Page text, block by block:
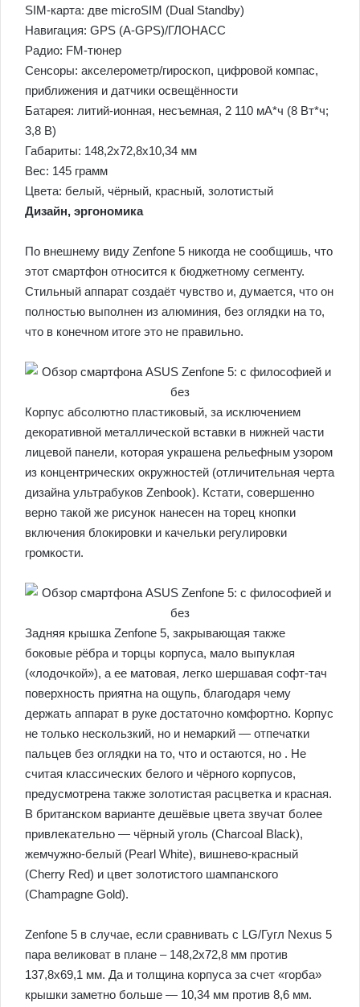
SIM-карта: две microSIM (Dual Standby)
Навигация: GPS (A-GPS)/ГЛОНАСС
Радио: FM-тюнер
Сенсоры: акселерометр/гироскоп, цифровой компас,
приближения и датчики освещённости
Батарея: литий-ионная, несъемная, 2 110 мА*ч (8 Вт*ч;
3,8 В)
Габариты: 148,2х72,8х10,34 мм
Вес: 145 грамм
Цвета: белый, чёрный, красный, золотистый
Дизайн, эргономика
По внешнему виду Zenfone 5 никогда не сообщишь, что
этот смартфон относится к бюджетному сегменту.
Стильный аппарат создаёт чувство и, думается, что он
полностью выполнен из алюминия, без оглядки на то,
что в конечном итоге это не правильно.
Корпус абсолютно пластиковый, за исключением
декоративной металлической вставки в нижней части
лицевой панели, которая украшена рельефным узором
из концентрических окружностей (отличительная черта
дизайна ультрабуков Zenbook). Кстати, совершенно
верно такой же рисунок нанесен на торец кнопки
включения блокировки и качельки регулировки
громкости.
Задняя крышка Zenfone 5, закрывающая также
боковые рёбра и торцы корпуса, мало выпуклая
(«лодочкой»), а ее матовая, легко шершавая софт-тач
поверхность приятна на ощупь, благодаря чему
держать аппарат в руке достаточно комфортно. Корпус
не только нескользкий, но и немаркий — отпечатки
пальцев без оглядки на то, что и остаются, но . Не
считая классических белого и чёрного корпусов,
предусмотрена также золотистая расцветка и красная.
В британском варианте дешёвые цвета звучат более
привлекательно — чёрный уголь (Charcoal Black),
жемчужно-белый (Pearl White), вишнево-красный
(Cherry Red) и цвет золотистого шампанского
(Champagne Gold).
Zenfone 5 в случае, если сравнивать с LG/Гугл Nexus 5
пара великоват в плане – 148,2х72,8 мм против
137,8х69,1 мм. Да и толщина корпуса за счет «горба»
крышки заметно больше — 10,34 мм против 8,6 мм.